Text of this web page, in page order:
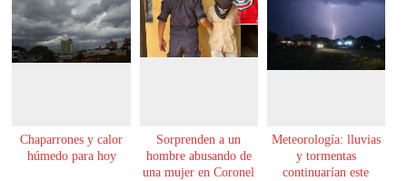
Chaparrones y calor
húmedo para hoy
Sorprenden a un
hombre abusando de
una mujer en Coronel
Meteorología: lluvias
y tormentas
continuarían este